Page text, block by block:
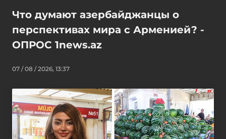
Что думают азербайджанцы о
перспективах мира с Арменией? -
ОПРОС 1news.az
07 / 08 / 2026, 13:37